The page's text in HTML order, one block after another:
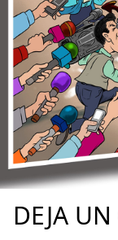
DEJA